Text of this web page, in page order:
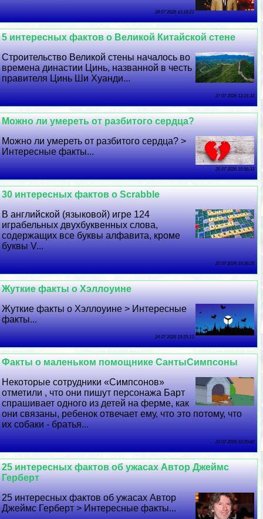
28 07 2026 10:18:23
5 интересных фактов о Великой Китайской стене
Строительство Великой стены началось во
времена династии Цинь, названной в честь
правителя Цинь Ши Хуанди...
27 07 2026 13:31:33
Можно ли умереть от разбитого сердца?
Можно ли умереть от разбитого сердца? >
Интересные факты...
26 07 2026 10:56:33
30 интересных фактов о Scrabble
В английской (языковой) игре 124
играбельных двухбуквенных слова,
содержащих все буквы алфавита, кроме
буквы V...
25 07 2026 19:26:25
Жуткие факты о Хэллоуине
Жуткие факты о Хэллоуине > Интересные
факты...
24 07 2026 19:25:13
Факты о маленьком помощнике СантыСимпсоны
Некоторые сотрудники «Симпсонов»
отметили , что они пишут персонажа Барт
спрашивает одного из детей на ферме, как
они связаны, ребенок отвечает ему, что это потому, что
их собаки - братья...
23 07 2026 10:20:42
25 интересных фактов об ужасах Автор Джеймс
Герберт
25 интересных фактов об ужасах Автор
Джеймс Герберт > Интересные факты...